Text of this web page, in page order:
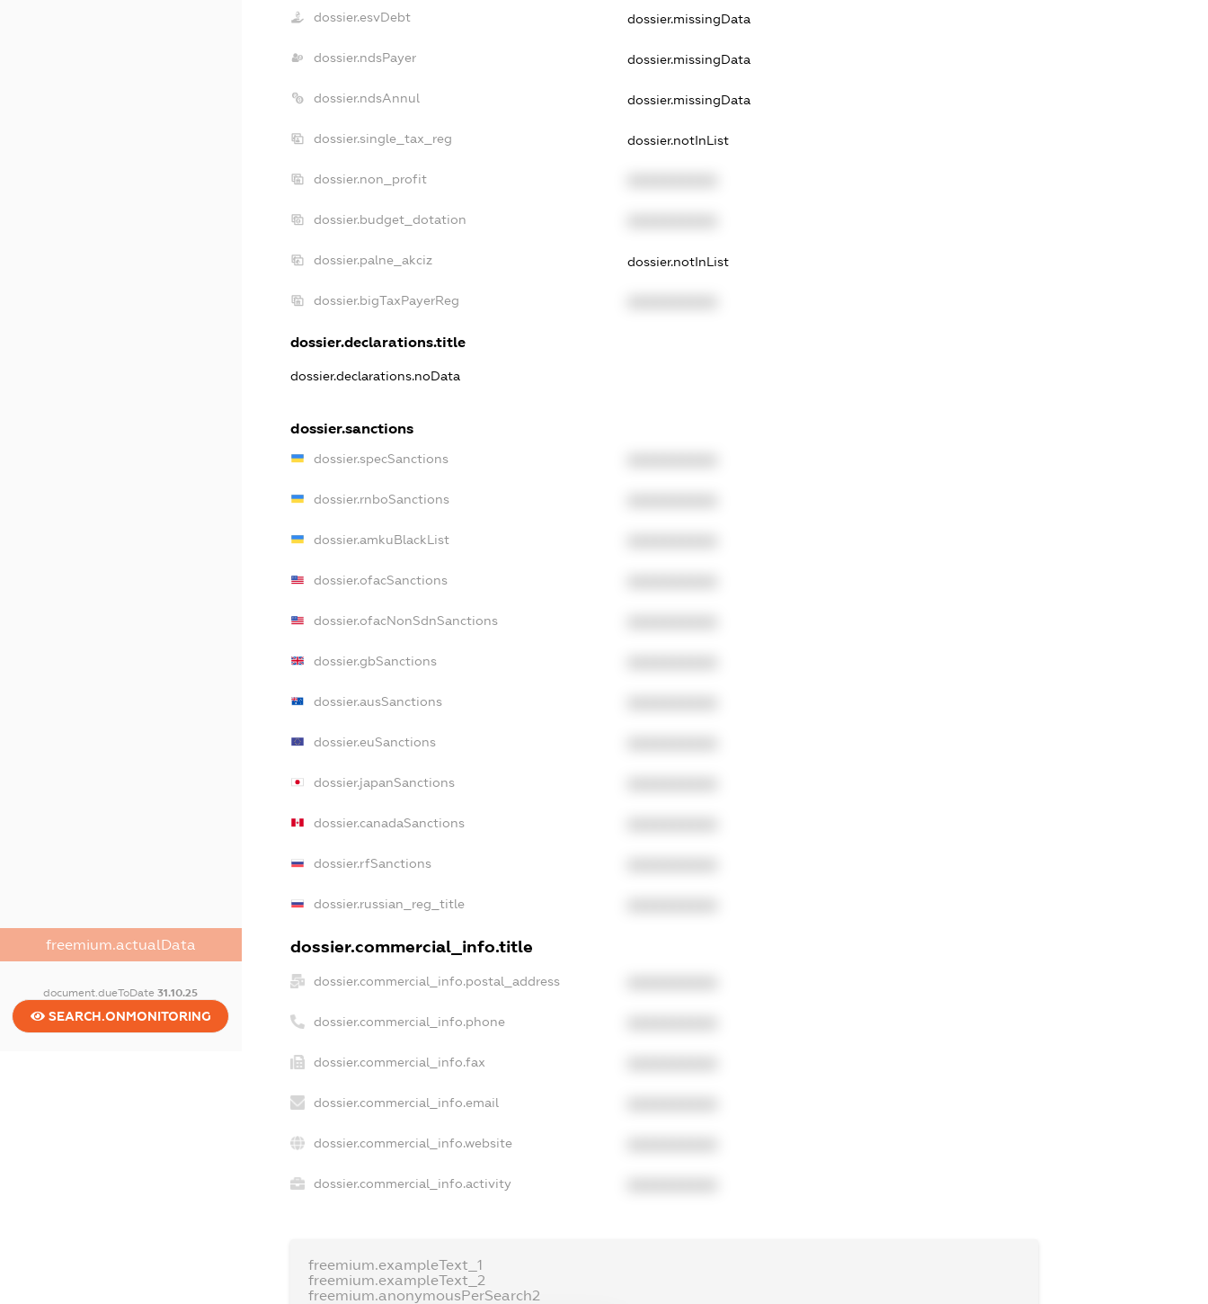
freemium.actualData
document.dueToDate31.10.25
SEARCH.ONMONITORING
dossier.esvDebt dossier.missingData
dossier.ndsPayer dossier.missingData
dossier.ndsAnnul dossier.missingData
dossier.single_tax_reg dossier.notInList
dossier.non_profit
dossier.budget_dotation
dossier.palne_akciz dossier.notInList
dossier.bigTaxPayerReg
dossier.declarations.title
dossier.declarations.noData
dossier.sanctions
dossier.specSanctions
dossier.rnboSanctions
dossier.amkuBlackList
dossier.ofacSanctions
dossier.ofacNonSdnSanctions
dossier.gbSanctions
dossier.ausSanctions
dossier.euSanctions
dossier.japanSanctions
dossier.canadaSanctions
dossier.rfSanctions
dossier.russian_reg_title
dossier.commercial_info.title
dossier.commercial_info.postal_address
dossier.commercial_info.phone
dossier.commercial_info.fax
dossier.commercial_info.email
dossier.commercial_info.website
dossier.commercial_info.activity
freemium.exampleText_1
freemium.exampleText_2
freemium.anonymousPerSearch2